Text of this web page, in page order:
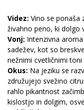
Videz: Vino se ponaša
živahno peno, ki dolgo
Vonj: Intenzivna
sadežev, kot so
nežnimi cvetličnimi
Okus: Na jeziku se
združujejo svežino
rahlo pikantnost
kislostjo in dolgim,